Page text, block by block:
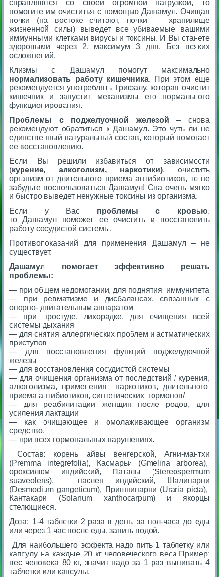
справляются со своей огромной нагрузкой, то
помогите им очиститья с помощью Дашамул. Очищая
почки (на востоке считают, почки — хранилище
жизненной силы) выведет все убиваемые вашими
иммунными клетками вирусы и токсины. И Вы станете
здоровыми через 2, максимум 3 дня. Без всяких
осложнений.
Клизмы с Дашамул помогут максимально
нормализовать работу кишечника. При этом еще
рекомендуется употреблять Трифалу, которая очистит
кишечник и запустит механизмы его нормального
функционирования.
Проблемы с поджелуочной железой – снова
рекомендуют обратиться к Дашамул. Это чуть ли не
единственный натуральный состав, который помогает
ее восстановлению.
Если Вы решили избавиться от зависимости
(курение, алкоголизм, наркотики), очистить
организм от длительного приема антибиотиков, то не
забудьте воспользоваться Дашамул! Она очень мягко
и быстро выведет ненужные токсины из организма.
Если у Вас проблемы с кровью,
то Дашамул поможет ее очистить и восстановить
работу сосудистой системы.
Противопоказаний для применения Дашамул – не
существует.
Дашамул помогает эффективно решать
проблемы:
— при общем недомогании, для поднятия иммунитета
— при ревматизме и дисбалансах, связанных с
опорно- двигательным аппаратом
— при простуде, лихорадке, для очищения всей
системы дыхания
— для снятия аллергических проблем и астматических
приступов
— для восстановления функций поджелудочной
железы
— для восстановления сосудистой системы
— для очищения организма от последствий / курения,
алкоголизма, применения наркотиков, длительного
приема антибиотиков, синтетических гормонов/
— для реабилитации женщин после родов, для
усиления лактации
— как очищающее и омолаживающее организм
средство.
— при всех гормональных нарушениях.
Состав: корень айвы венгерской, Агни-мантхи
(Premma integrefolia), Касмарьи (Gmelina arborea),
ороксилюм индийский, Паталы (Stereospermum
suaveolens), паслен индийский, Шалипарни
(Desmodium gangeticum), Пришнипарни (Uraria picta),
Кантакари (Solanum xanthocarpum) и якорцы
стелющиеся.
Доза: 1-4 таблетки 2 раза в день, за пол-часа до еды
или через 1 час после еды, запить водой.
Для наибольшего эффекта надо пить 1 таблетку или
капсулу на каждые 20 кг человеческого веса.Пример:
вес человека 80 кг, значит надо за 1 раз выпивать 4
таблетки или капсулы.